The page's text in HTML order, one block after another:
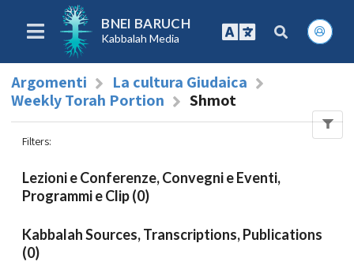
BNEI BARUCH
Kabbalah Media
Argomenti
La cultura Giudaica
Weekly Torah Portion
Shmot
Filters:
Lezioni e Conferenze, Convegni e Eventi,
Programmi e Clip (0)
Kabbalah Sources, Transcriptions, Publications
(0)